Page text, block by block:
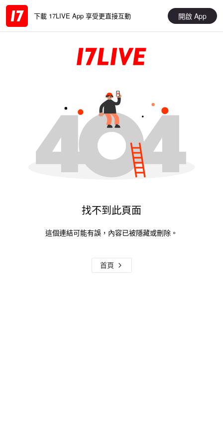
下載 17LIVE App 享受更直接互動 開啟 App
找不到此頁面
這個連結可能有誤，內容已被隱藏或刪除。
首頁